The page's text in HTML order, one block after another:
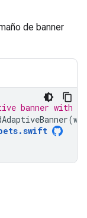
de banner
banner with
(
.swift